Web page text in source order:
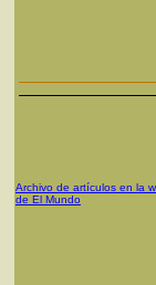
Archivo de artículos en la
de El Mundo